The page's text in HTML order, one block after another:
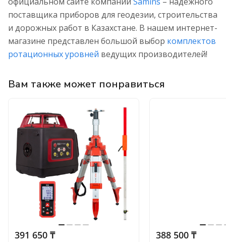
поставщика приборов для геодезии, строительства
и дорожных работ в Казахстане. В нашем интернет-
магазине представлен большой выбор комплектов
ротационных уровней ведущих производителей!
Вам также может понравиться
391 650 ₸ 388 500 ₸